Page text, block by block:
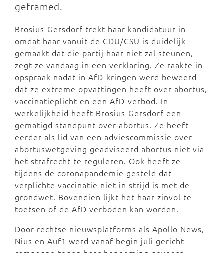
geframed.
Brosius-Gersdorf trekt haar kandidatuur in
omdat haar vanuit de CDU/CSU is duidelijk
gemaakt dat die partij haar niet zal steunen,
zegt ze vandaag in een verklaring. Ze raakte in
opspraak nadat in AfD-kringen werd beweerd
dat ze extreme opvattingen heeft over abortus,
vaccinatieplicht en een AfD-verbod. In
werkelijkheid heeft Brosius-Gersdorf een
gematigd standpunt over abortus. Ze heeft
eerder als lid van een adviescommissie over
abortuswetgeving geadviseerd abortus niet via
het strafrecht te reguleren. Ook heeft ze
tijdens de coronapandemie gesteld dat
verplichte vaccinatie niet in strijd is met de
grondwet. Bovendien lijkt het haar zinvol te
toetsen of de AfD verboden kan worden.
Door rechtse nieuwsplatforms als Apollo News,
Nius en Auf1 werd vanaf begin juli gericht